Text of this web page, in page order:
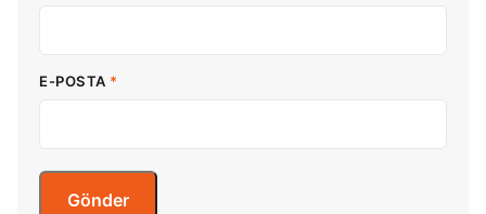
E-POSTA *